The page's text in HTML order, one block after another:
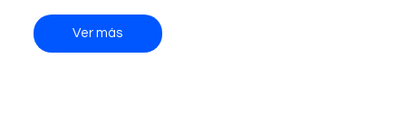
Ver más